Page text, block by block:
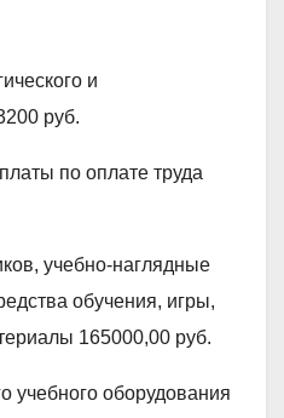
и
руб.
по оплате труда
учебно-наглядные
обучения, игры,
165000,00 руб.
учебного оборудования